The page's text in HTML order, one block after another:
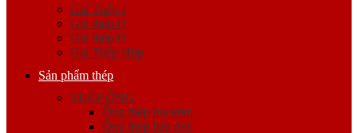
Giá Thép I
Giá thép H
Giá thép U
Giá Thép Hộp
Sản phẩm thép
THÉP ỐNG
Ống thép mạ kẽm
Ống thép hàn đen